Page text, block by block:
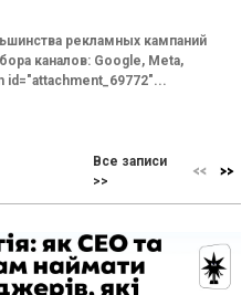
рекламных кампаний
каналов: Google, Meta,
id="attachment_69772"...
Все записи
>>